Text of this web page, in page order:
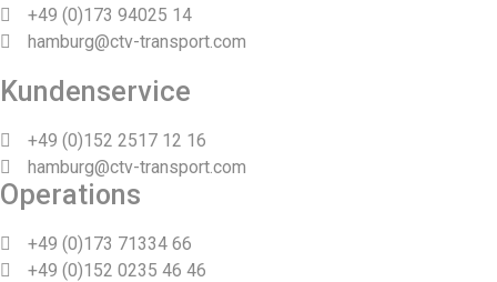
+49 (0)173 94025 14
hamburg@ctv-transport.com
Kundenservice
+49 (0)152 2517 12 16
hamburg@ctv-transport.com
Operations
+49 (0)173 71334 66
+49 (0)152 0235 46 46